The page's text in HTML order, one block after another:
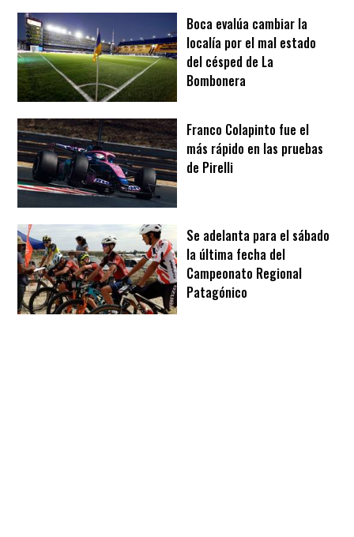
Boca evalúa cambiar la
localía por el mal estado
del césped de La
Bombonera
Franco Colapinto fue el
más rápido en las pruebas
de Pirelli
Se adelanta para el sábado
la última fecha del
Campeonato Regional
Patagónico